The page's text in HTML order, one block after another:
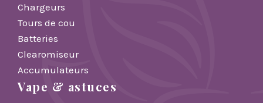
Chargeurs
Tours de cou
Batteries
Clearomiseur
Accumulateurs
Vape & astuces